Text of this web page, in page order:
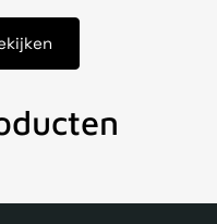
Echte winkel +35